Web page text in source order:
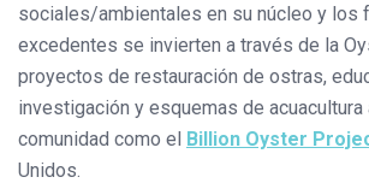
sociales/ambientales en su núcleo y los
excedentes se invierten a través de la
proyectos de restauración de ostras,
investigación y esquemas de
comunidad como el Billion Oyster
Unidos.